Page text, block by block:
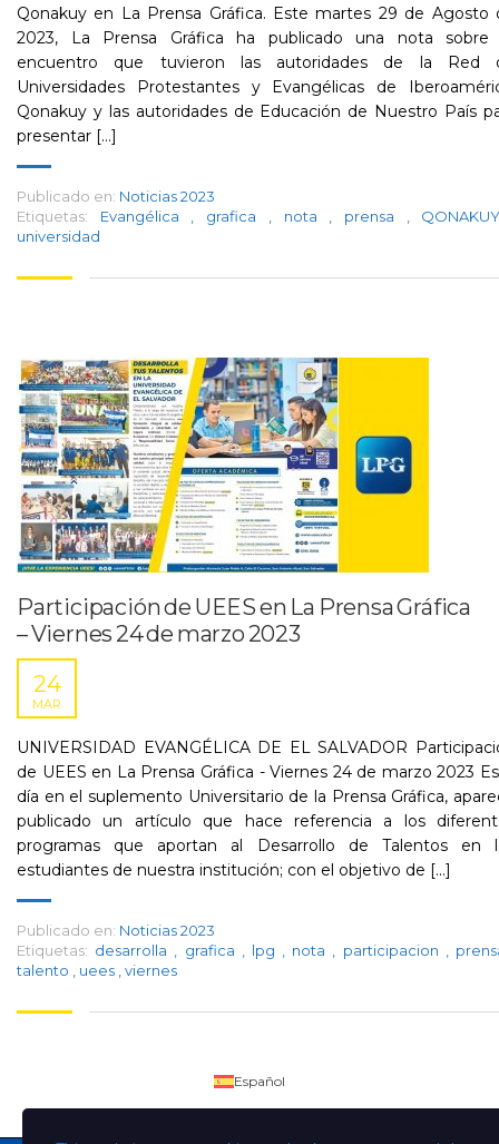
Qonakuy en La Prensa Gráfica. Este martes 29 de Agosto
2023, La Prensa Gráfica ha publicado una nota sobre
encuentro que tuvieron las autoridades de la Red
Universidades Protestantes y Evangélicas de
Qonakuy y las autoridades de Educación de Nuestro País
presentar [...]
Publicado en: Noticias 2023
Etiquetas:
Evangélica grafica nota prensa
universidad
Participación de UEES en La Prensa Gráfica
– Viernes 24 de marzo 2023
24
MAR
UNIVERSIDAD EVANGÉLICA DE EL SALVADOR
de UEES en La Prensa Gráfica - Viernes 24 de marzo 2023
día en el suplemento Universitario de la Prensa Gráfica,
publicado un artículo que hace referencia a los
programas que aportan al Desarrollo de Talentos en
estudiantes de nuestra institución; con el objetivo de [...]
Publicado en: Noticias 2023
Etiquetas: desarrolla grafica lpg nota participacion
talento
uees viernes
Español